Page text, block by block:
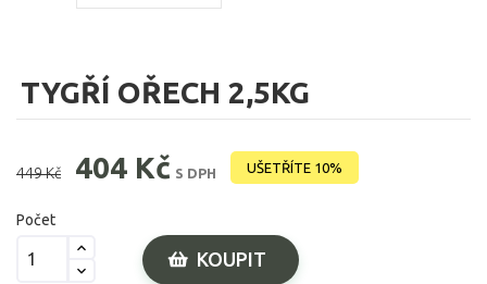
TYGŘÍ OŘECH 2,5KG
449 Kč 404 Kč S DPH UŠETŘÍTE 10%
Počet
KOUPIT